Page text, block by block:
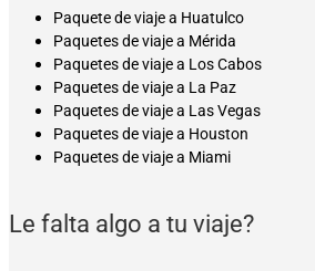
Paquete de viaje a Huatulco
Paquetes de viaje a Mérida
Paquetes de viaje a Los Cabos
Paquetes de viaje a La Paz
Paquetes de viaje a Las Vegas
Paquetes de viaje a Houston
Paquetes de viaje a Miami
Le falta algo a tu viaje?